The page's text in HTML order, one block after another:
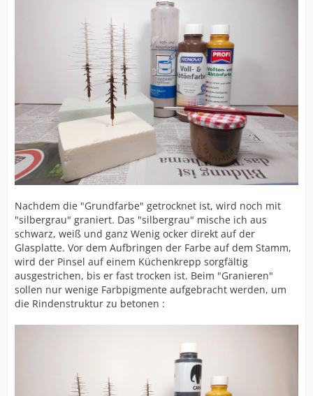
Nachdem die "Grundfarbe" getrocknet ist, wird noch mit
"silbergrau" graniert. Das "silbergrau" mische ich aus
schwarz, weiß und ganz Wenig ocker direkt auf der
Glasplatte. Vor dem Aufbringen der Farbe auf dem Stamm,
wird der Pinsel auf einem Küchenkrepp sorgfältig
ausgestrichen, bis er fast trocken ist. Beim "Granieren"
sollen nur wenige Farbpigmente aufgebracht werden, um
die Rindenstruktur zu betonen :